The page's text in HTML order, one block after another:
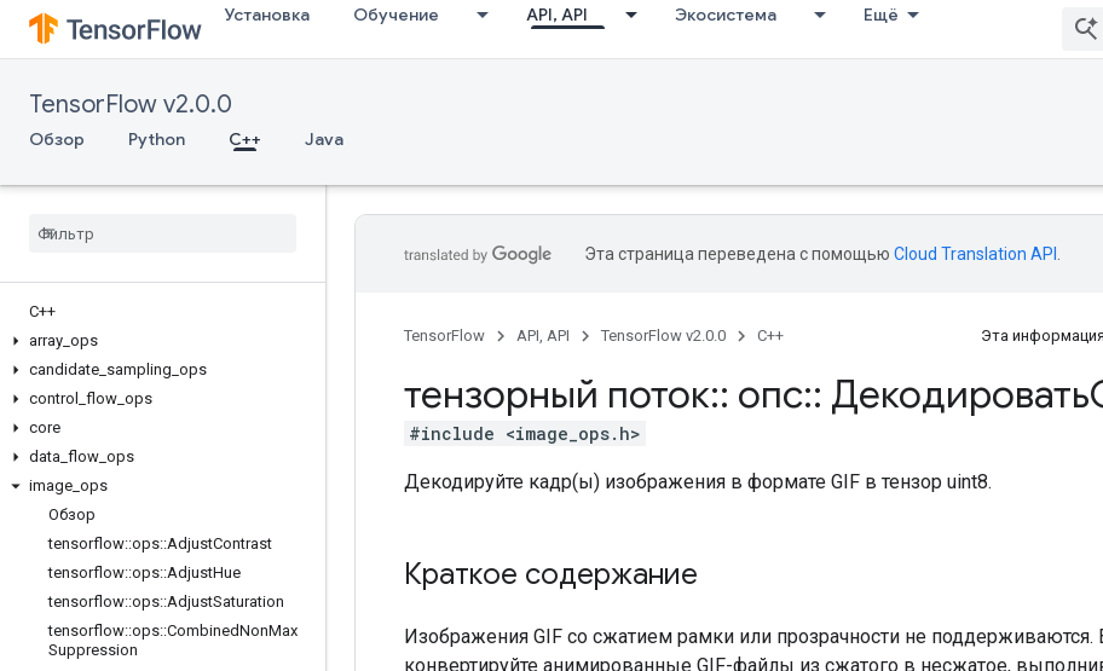
Установка Обучение API, API Экосистема Ещё
TensorFlow v2.0.0
Обзор Python C++ Java
C++
array ops
candidate sampling ops
control
flow ops
core
data flow ops
image ops
Обзор
tensorflow::ops::AdjustContrast
tensorflow::ops::AdjustHue
tensorflow::ops::AdjustSaturation
tensorflow::ops::CombinedNonMax
Suppression
Эта страница переведена с помощью Cloud Translation API
TensorFlow API, API TensorFlow v2.0.0 C++ Эта
тензорный поток:: опс::
#include <image_ops.h>
Декодируйте кадр(ы) изображения в формате GIF в тензор uint8.
Краткое содержание
Изображения GIF со сжатием рамки или прозрачности не поддерживаются.
конвертируйте анимированные GIF-файлы из сжатого в несжатое,